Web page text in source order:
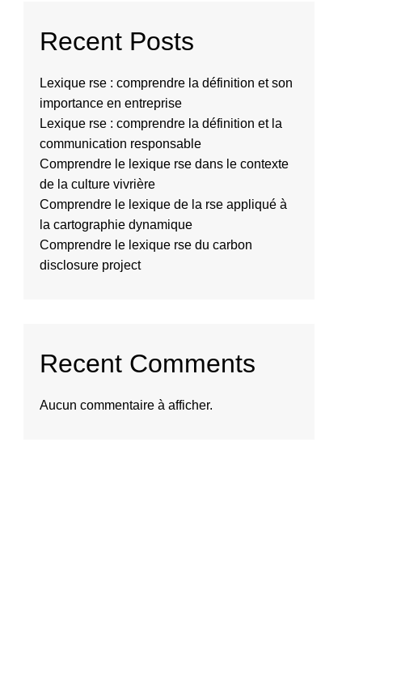
Recent Posts
Lexique rse : comprendre la définition et son
importance en entreprise
Lexique rse : comprendre la définition et la
communication responsable
Comprendre le lexique rse dans le contexte
de la culture vivrière
Comprendre le lexique de la rse appliqué à
la cartographie dynamique
Comprendre le lexique rse du carbon
disclosure project
Recent Comments
Aucun commentaire à afficher.